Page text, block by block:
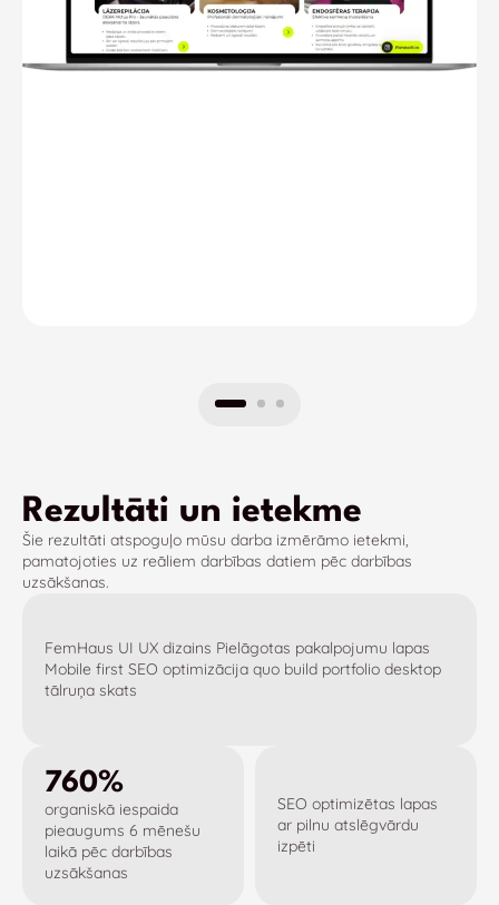
Rezultāti un ietekme
Šie rezultāti atspoguļo mūsu darba izmērāmo ietekmi,
pamatojoties uz reāliem darbības datiem pēc darbības
uzsākšanas.
760%
organiskā iespaida
pieaugums 6 mēnešu
laikā pēc darbības
uzsākšanas
SEO optimizētas lapas
ar pilnu atslēgvārdu
izpēti